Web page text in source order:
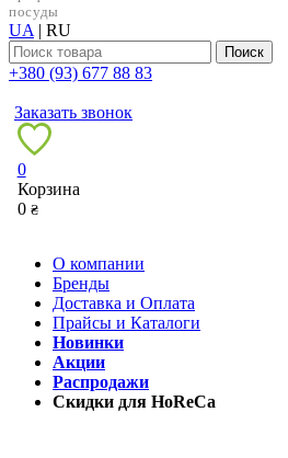
посуды
UA | RU
Поиск
+38‎0 (93) 677 88 83
Заказать звонок
0
Корзина
0 ₴
О компании
Бренды
Доставка и Оплата
Прайсы и Каталоги
Новинки
Акции
Распродажи
Скидки для HoReCa